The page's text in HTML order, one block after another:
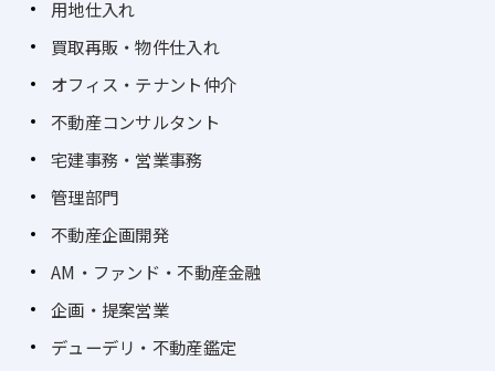
用地仕入れ
買取再販・物件仕入れ
オフィス・テナント仲介
不動産コンサルタント
宅建事務・営業事務
管理部門
不動産企画開発
AM・ファンド・不動産金融
企画・提案営業
デューデリ・不動産鑑定